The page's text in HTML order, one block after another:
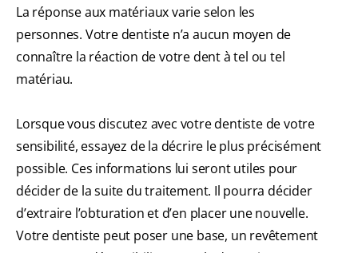
La réponse aux matériaux varie selon les
personnes. Votre dentiste n’a aucun moyen de
connaître la réaction de votre dent à tel ou tel
matériau.
Lorsque vous discutez avec votre dentiste de votre
sensibilité, essayez de la décrire le plus précisément
possible. Ces informations lui seront utiles pour
décider de la suite du traitement. Il pourra décider
d’extraire l’obturation et d’en placer une nouvelle.
Votre dentiste peut poser une base, un revêtement